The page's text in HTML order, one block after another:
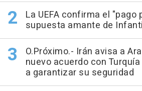
La UEFA confirma el "pago
supuesta amante de
O.Próximo.- Irán avisa a
nuevo acuerdo con
a garantizar su seguridad